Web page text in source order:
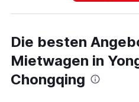
Die besten
Mietwagen in
Chongqing